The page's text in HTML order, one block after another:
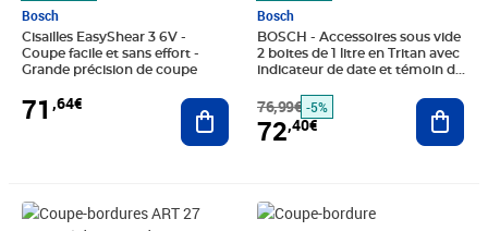
Bosch
Cisailles EasyShear 3 6V -
Coupe facile et sans effort -
Grande précision de coupe
71 ,64€ Ajouter au panier
Bosch
BOSCH - Accessoires sous vide
2 boites de 1 litre en Tritan avec
indicateur de date et témoin de
76,99€ -5%
72,40€
Prix 83,57€ Prix barré 104,99€
Prix 87,86€